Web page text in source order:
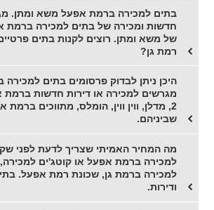
בתים למכירה ברמת אפעל משא ומתן.
חדשות ומכירה של בתים למכירה ברמת
של משא ומתן. רוצים לקנות בתים
רמת גן?
היכן ניתן לבדוק פרסומים בתים
מגרשים למכירה או דירות חדשות ברמת
2, מדלן, ווין ווין, הומלס, מתווכים
שביניהם.
מה המחיר האמיתי שצריך לדעת לפני
למכירה ברמת אפעל או קוטג'ים
למכירה ברמת גן, שכונת רמת אפעל.
ודירות.